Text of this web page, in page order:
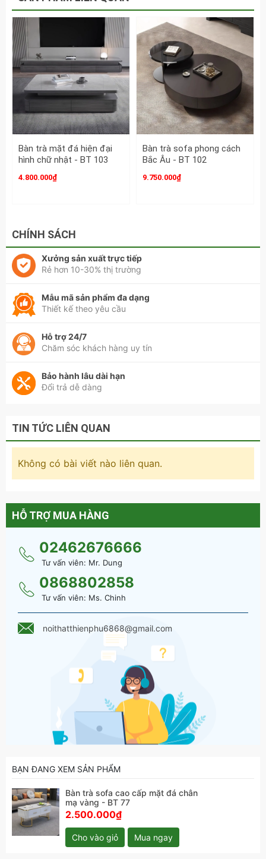
Bàn trà sofa cao cấp mặt đá chân mạ vàng - BT 87 có hình
dạng vuông vắn, bo góc an toàn cho mọi thành viên trong
Các chi tiết như chân bàn, tay kéo được mạ vàng sang
trọng và nổi bật
Bàn trà mặt đá hiện đại
hình chữ nhật - BT 103
4.800.000₫
Bàn trà sofa phong cách
Bắc Âu - BT 102
9.750.000₫
CHÍNH SÁCH
Xưởng sản xuất trực tiếp
Rẻ hơn 10-30% thị trường
Mẫu mã sản phẩm đa dạng
Thiết kế theo yêu cầu
Hỗ trợ 24/7
Chăm sóc khách hàng uy tín
Bảo hành lâu dài hạn
Đổi trả dễ dàng
TIN TỨC LIÊN QUAN
Không có bài viết nào liên quan.
HỖ TRỢ MUA HÀNG
02462676666
Tư vấn viên: Mr. Dung
0868802858
Tư vấn viên: Ms. Chinh
noithatthienphu6868@gmail.com
BẠN ĐANG XEM SẢN PHẨM
Bàn trà sofa cao cấp mặt đá chân
mạ vàng - BT 77
2.500.000₫
Cho vào giỏ Mua ngay